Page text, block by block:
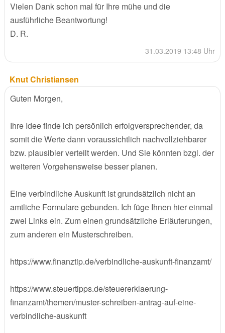
Vielen Dank schon mal für Ihre mühe und die
ausführliche Beantwortung!
D. R.
31.03.2019 13:48 Uhr
Knut Christiansen
Guten Morgen,
Ihre Idee finde ich persönlich erfolgversprechender, da
somit die Werte dann voraussichtlich nachvollziehbarer
bzw. plausibler verteilt werden. Und Sie könnten bzgl. der
weiteren Vorgehensweise besser planen.
Eine verbindliche Auskunft ist grundsätzlich nicht an
amtliche Formulare gebunden. Ich füge Ihnen hier einmal
zwei Links ein. Zum einen grundsätzliche Erläuterungen,
zum anderen ein Musterschreiben.
https://www.finanztip.de/verbindliche-auskunft-finanzamt/
https://www.steuertipps.de/steuererklaerung-
finanzamt/themen/muster-schreiben-antrag-auf-eine-
verbindliche-auskunft